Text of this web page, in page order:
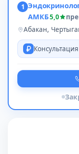
1
АМКБ5,0
Абакан,
Консультация